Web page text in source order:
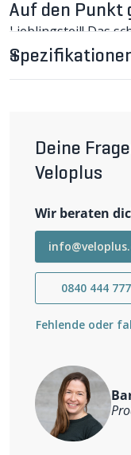
Auf den Punkt
Lieblingsteil! Das
von MONS
trägt sich an
an kühlen
Merinowolle
entstehen. Die
Velotouren,
Freizeit getragen
Ventilation. Zwei
Brusttasche mit
Stauraum.
Wichtigste
atmungsaktiv und
Mesh-Einsätze
eine Brusttasche
Weitere
Material: 83%
Deine
Veloplus
Wir beraten
0840 444 777
Fehlende oder